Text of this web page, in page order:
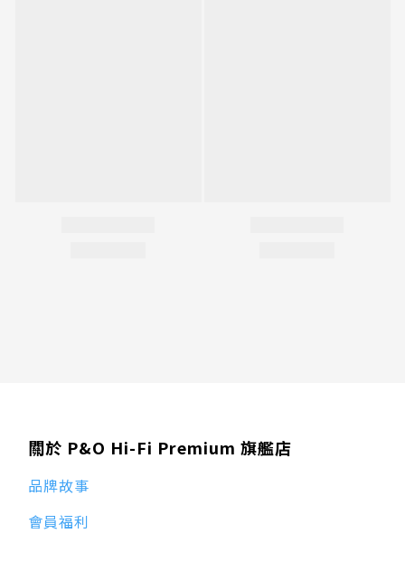
關於 P&O Hi-Fi Premium 旗艦店
品牌故事
會員福利